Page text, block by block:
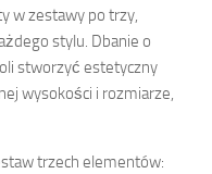
w zestawy po trzy,
stylu. Dbanie o
stworzyć estetyczny
wysokości i rozmiarze,
trzech elementów: